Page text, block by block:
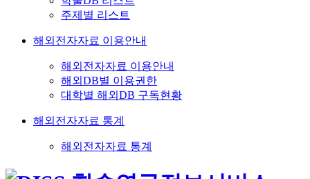
주제별 리스트
해외전자자료 이용안내
해외전자자료 이용안내
해외DB별 이용권한
대학별 해외DB 구독현황
해외전자자료 통계
해외전자자료 통계